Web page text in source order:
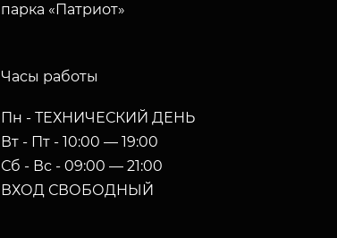
парка «Патриот»
Часы работы
Пн - ТЕХНИЧЕСКИЙ ДЕНЬ
Вт - Пт - 10:00 — 19:00
Сб - Вс - 09:00 — 21:00
ВХОД СВОБОДНЫЙ